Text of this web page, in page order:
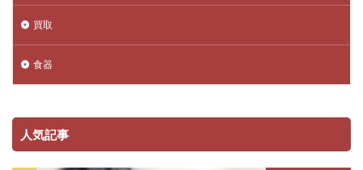
買取
食器
人気記事